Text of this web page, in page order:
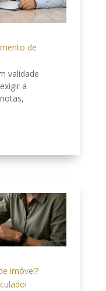
de
validade
a
imóvel?